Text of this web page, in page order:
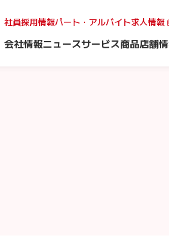
社員採用情報パート・アルバイト求人情報
会社情報ニュースサービス商品店舗